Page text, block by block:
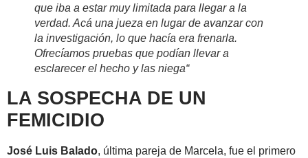
que iba a estar muy limitada para llegar a la
verdad. Acá una jueza en lugar de avanzar con
la investigación, lo que hacía era frenarla.
Ofrecíamos pruebas que podían llevar a
esclarecer el hecho y las niega“
LA SOSPECHA DE UN
FEMICIDIO
José Luis Balado, última pareja de Marcela, fue el primero